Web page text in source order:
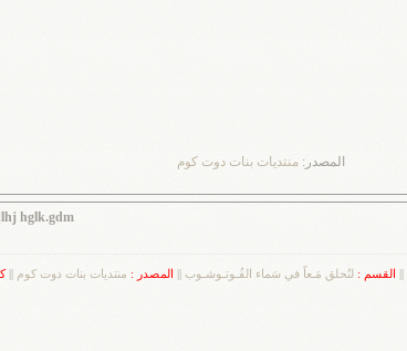
المصدر: منتديات بنات دوت كوم
hglk.gdm
القسم : لنُحلق مَـعاً في سَماء الفُـوتـوشـوب المصدر : منتديات بنات دوت كوم ||